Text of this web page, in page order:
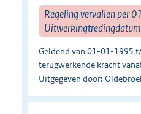
Regeling vervallen per
Geldend van 01-01-1995
terugwerkende kracht
Uitgegeven door: